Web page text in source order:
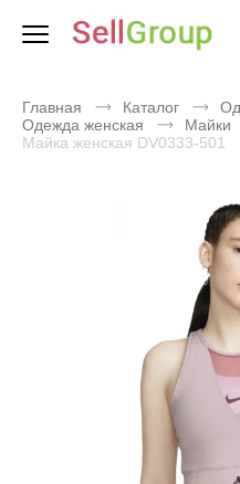
Главная Каталог
Одежда женская
Майки
Майка женская DV0333-501